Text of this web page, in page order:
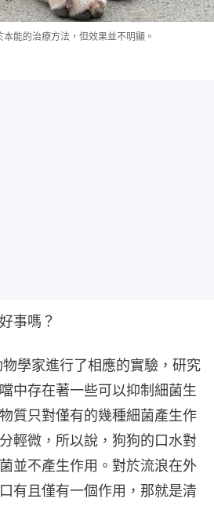
能的治療方法，但效果並不明顯。
事嗎？
學家進行了相應的實驗，研究
中存在著一些可以抑制細菌生
質只對僅有的幾種細菌產生作
輕微，所以說，狗狗的口水對
並不產生作用。對於流浪在外
有且僅有一個作用，那就是清